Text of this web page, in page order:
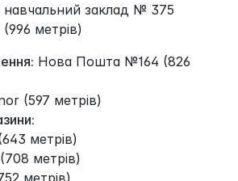
навчальний заклад № 375
метрів)
Нова Пошта №164 (826
(597 метрів)
метрів)
метрів)
метрів)